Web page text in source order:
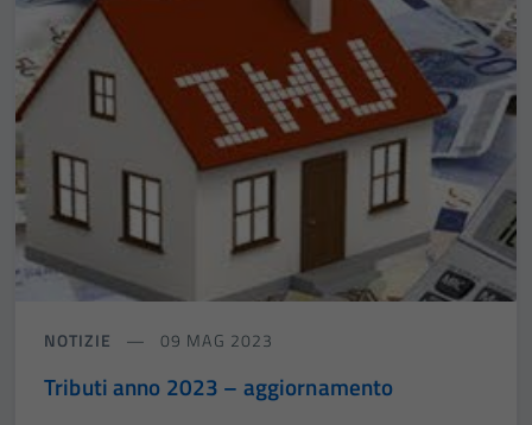
NOTIZIE 09 MAG 2023
Tributi anno 2023 – aggiornamento